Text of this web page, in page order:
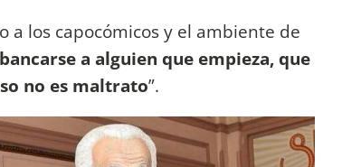
a los capocómicos y el ambiente de
a alguien que empieza, que
no es maltrato”.